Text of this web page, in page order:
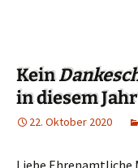
Kein
in diesem Jahr
22. Oktober 2020
Liebe